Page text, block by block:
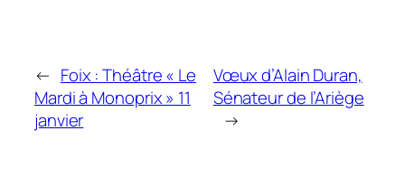
← Foix : Théâtre « Le
Mardi à Monoprix » 11
janvier
Vœux d’Alain Duran,
Sénateur de l’Ariège
→